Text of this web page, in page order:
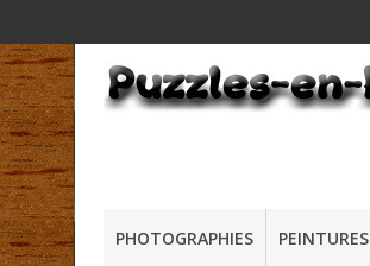
PHOTOGRAPHIES PEINTURES